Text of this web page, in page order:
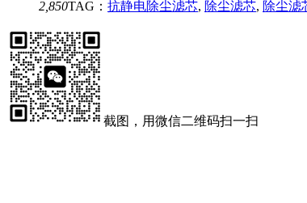
2,850TAG： 抗静电除尘滤芯, 除尘滤芯, 除尘滤
截图，用微信二维码扫一扫